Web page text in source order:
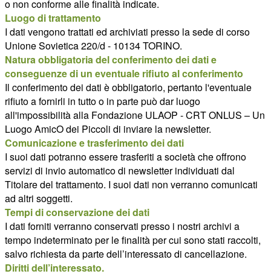
o non conforme alle finalità indicate.
Luogo di trattamento
I dati vengono trattati ed archiviati presso la sede di corso
Unione Sovietica 220/d - 10134 TORINO.
Natura obbligatoria del conferimento dei dati e
conseguenze di un eventuale rifiuto al conferimento
Il conferimento dei dati è obbligatorio, pertanto l'eventuale
rifiuto a fornirli in tutto o in parte può dar luogo
all'impossibilità alla Fondazione ULAOP - CRT ONLUS – Un
Luogo AmicO dei Piccoli di inviare la newsletter.
Comunicazione e trasferimento dei dati
I suoi dati potranno essere trasferiti a società che offrono
servizi di invio automatico di newsletter individuati dal
Titolare del trattamento. I suoi dati non verranno comunicati
ad altri soggetti.
Tempi di conservazione dei dati
I dati forniti verranno conservati presso i nostri archivi a
tempo indeterminato per le finalità per cui sono stati raccolti,
salvo richiesta da parte dell’interessato di cancellazione.
Diritti dell’interessato.